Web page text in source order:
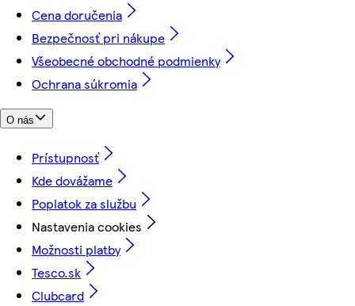
Cena doručenia
Bezpečnosť pri nákupe
Všeobecné obchodné podmienky
Ochrana súkromia
O nás
Prístupnosť
Kde dovážame
Poplatok za službu
Nastavenia cookies
Možnosti platby
Tesco.sk
Clubcard